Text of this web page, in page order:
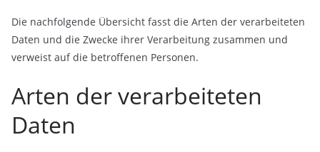
Die nachfolgende Übersicht fasst die Arten der verarbeiteten
Daten und die Zwecke ihrer Verarbeitung zusammen und
verweist auf die betroffenen Personen.
Arten der verarbeiteten
Daten